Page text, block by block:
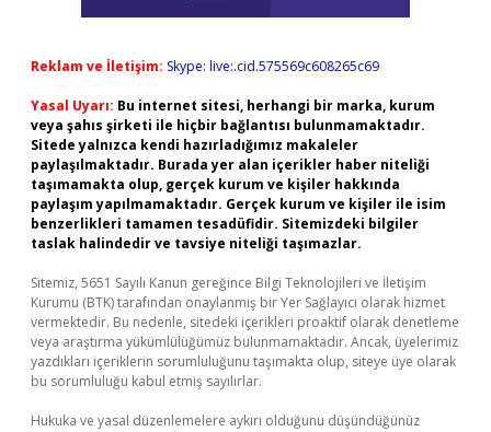
Reklam ve İletişim: Skype: live:.cid.575569c608265c69
Yasal Uyarı: Bu internet sitesi, herhangi bir marka, kurum
veya şahıs şirketi ile hiçbir bağlantısı bulunmamaktadır.
Sitede yalnızca kendi hazırladığımız makaleler
paylaşılmaktadır. Burada yer alan içerikler haber niteliği
taşımamakta olup, gerçek kurum ve kişiler hakkında
paylaşım yapılmamaktadır. Gerçek kurum ve kişiler ile isim
benzerlikleri tamamen tesadüfidir. Sitemizdeki bilgiler
taslak halindedir ve tavsiye niteliği taşımazlar.
Sitemiz, 5651 Sayılı Kanun gereğince Bilgi Teknolojileri ve İletişim
Kurumu (BTK) tarafından onaylanmış bir Yer Sağlayıcı olarak hizmet
vermektedir. Bu nedenle, sitedeki içerikleri proaktif olarak denetleme
veya araştırma yükümlülüğümüz bulunmamaktadır. Ancak, üyelerimiz
yazdıkları içeriklerin sorumluluğunu taşımakta olup, siteye üye olarak
bu sorumluluğu kabul etmiş sayılırlar.
Hukuka ve yasal düzenlemelere aykırı olduğunu düşündüğünüz